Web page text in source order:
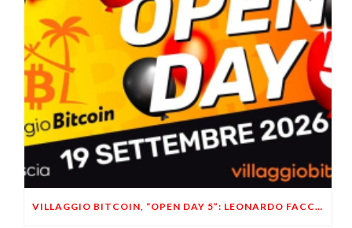
VILLAGGIO BITCOIN, “OPEN DAY 5”: LEONARDO FACCO OSPITE A BRESCIA